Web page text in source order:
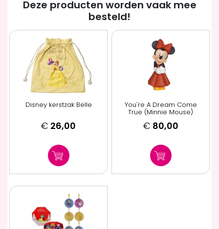
Deze producten worden vaak mee
besteld!
Disney kerstzak Belle
€ 26,00
You're A Dream Come
True (Minnie Mouse)
€ 80,00